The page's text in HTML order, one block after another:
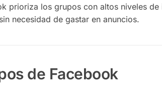
prioriza los grupos con altos niveles
necesidad de gastar en anuncios.
de Facebook